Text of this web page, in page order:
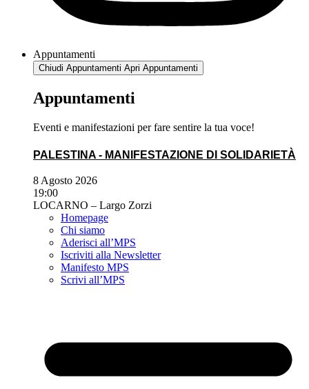
Appuntamenti
Chiudi Appuntamenti Apri Appuntamenti
Appuntamenti
Eventi e manifestazioni per fare sentire la tua voce!
PALESTINA - MANIFESTAZIONE DI SOLIDARIETÀ
8 Agosto 2026
19:00
LOCARNO – Largo Zorzi
Homepage
Chi siamo
Aderisci all’MPS
Iscriviti alla Newsletter
Manifesto MPS
Scrivi all’MPS